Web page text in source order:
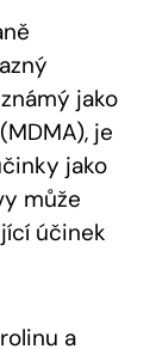
jako
je
jako
může
účinek
a